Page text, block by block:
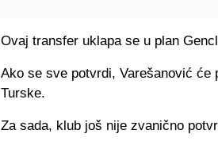
Ovaj transfer uklapa se u plan
Ako se sve potvrdi, Varešanović će
Turske.
Za sada, klub još nije zvanično